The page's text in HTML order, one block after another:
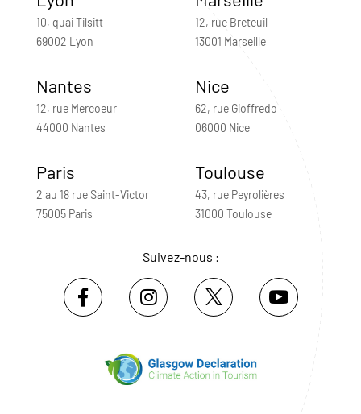
10, quai Tilsitt
69002 Lyon
12, rue Breteuil
13001 Marseille
Nantes
12, rue Mercoeur
44000 Nantes
Nice
62, rue Gioffredo
06000 Nice
Paris
2 au 18 rue Saint-Victor
75005 Paris
Toulouse
43, rue Peyrolières
31000 Toulouse
Suivez-nous :